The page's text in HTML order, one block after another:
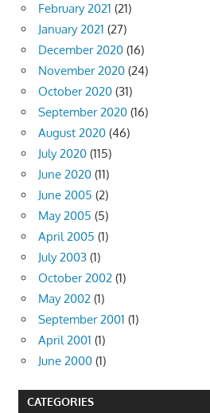
February 2021 (21)
January 2021 (27)
December 2020 (16)
November 2020 (24)
October 2020 (31)
September 2020 (16)
August 2020 (46)
July 2020 (115)
June 2020 (11)
June 2005 (2)
May 2005 (5)
April 2005 (1)
July 2003 (1)
October 2002 (1)
May 2002 (1)
September 2001 (1)
April 2001 (1)
June 2000 (1)
CATEGORIES